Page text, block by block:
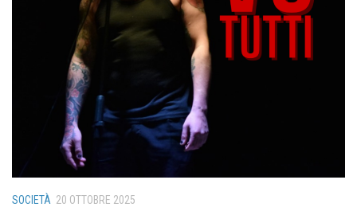
SOCIETÀ 20 OTTOBRE 2025